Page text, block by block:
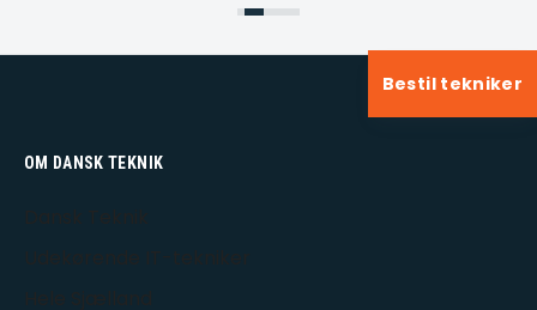
OM DANSK TEKNIK
Bestil tekniker